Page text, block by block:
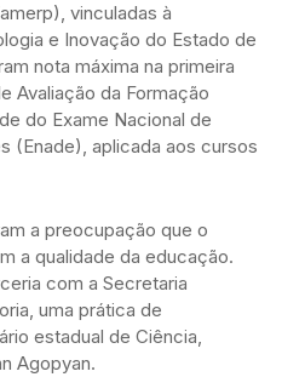
vinculadas à
e Inovação do Estado de
nota máxima na primeira
Avaliação da Formação
do Exame Nacional de
(Enade), aplicada aos cursos
a preocupação que o
a qualidade da educação.
com a Secretaria
uma prática de
estadual de Ciência,
Agopyan.